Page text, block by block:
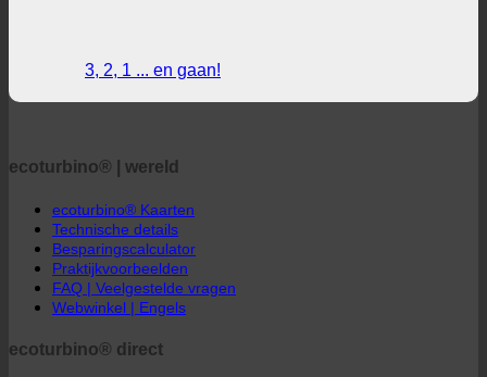
ecoturbino® | wereld
ecoturbino® Kaarten
Technische details
Besparingscalculator
Praktijkvoorbeelden
FAQ | Veelgestelde vragen